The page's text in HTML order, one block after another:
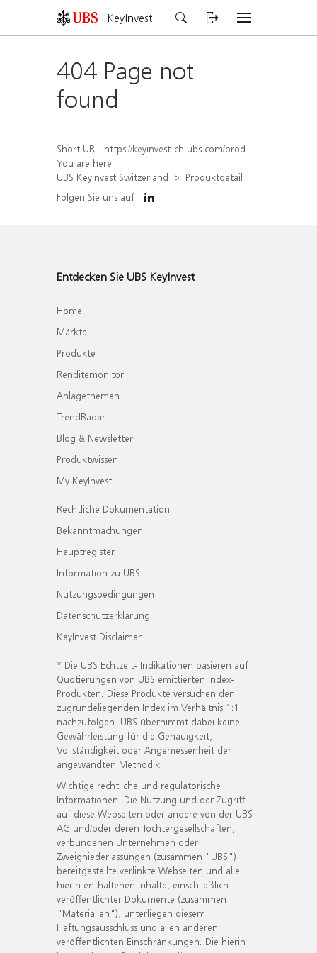
KeyInvest
404 Page not
found
Short URL: https://keyinvest-ch.ubs.com/produkt/detail/index/isin/CH1564517378
You are here:
UBS KeyInvest Switzerland
Produktdetail
Folgen Sie uns auf
Entdecken Sie UBS KeyInvest
Home
Märkte
Produkte
Renditemonitor
Anlagethemen
TrendRadar
Blog & Newsletter
Produktwissen
My KeyInvest
Rechtliche Dokumentation
Bekanntmachungen
Hauptregister
Information zu UBS
Nutzungsbedingungen
Datenschutzerklärung
KeyInvest Disclaimer
* Die UBS Echtzeit- Indikationen basieren auf
Quotierungen von UBS emittierten Index-
Produkten. Diese Produkte versuchen den
zugrundeliegenden Index im Verhältnis 1:1
nachzufolgen. UBS übernimmt dabei keine
Gewährleistung für die Genauigkeit,
Vollständigkeit oder Angemessenheit der
angewandten Methodik.
Wichtige rechtliche und regulatorische
Informationen. Die Nutzung und der Zugriff
auf diese Webseiten oder andere von der UBS
AG und/oder deren Tochtergesellschaften,
verbundenen Unternehmen oder
Zweigniederlassungen (zusammen "UBS")
bereitgestellte verlinkte Webseiten und alle
hierin enthaltenen Inhalte, einschließlich
veröffentlichter Dokumente (zusammen
"Materialien"), unterliegen diesem
Haftungsausschluss und allen anderen
veröffentlichten Einschränkungen. Die hierin